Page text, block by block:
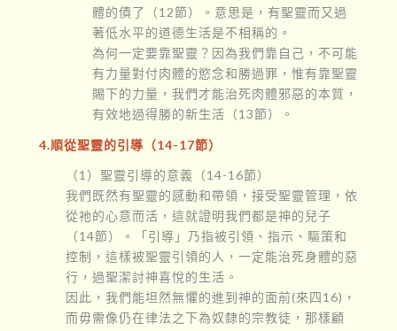
體的債了（12節）。意思是，有聖靈而又過
著低水平的道德生活是不相稱的。
為何一定要靠聖靈？因為我們靠自己，不可能
有力量對付肉體的慾念和勝過罪，惟有靠聖靈
賜下的力量，我們才能治死肉體邪惡的本質，
有效地過得勝的新生活（13節）。
4.順從聖靈的引導（14-17節）
（1）聖靈引導的意義（14-16節）
我們既然有聖靈的感動和帶領，接受聖靈管理，依
從祂的心意而活，這就證明我們都是神的兒子
（14節）。「引導」乃指被引領、指示、驅策和
控制，這樣被聖靈引領的人，一定能治死身體的惡
行，過聖潔討神喜悅的生活。
因此，我們能坦然無懼的進到神的面前(來四16)，
而毋需像仍在律法之下為奴隸的宗教徒，那樣顧